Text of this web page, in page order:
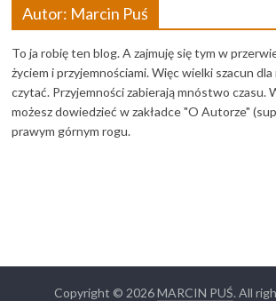
Autor: Marcin Puś
To ja robię ten blog. A zajmuję się tym w
życiem i przyjemnościami. Więc wielki szacun dla
czytać. Przyjemności zabierają mnóstwo czasu.
możesz dowiedzieć w zakładce "O Autorze"
prawym górnym rogu.
Copyright © 2026MARCIN PUŚ. All